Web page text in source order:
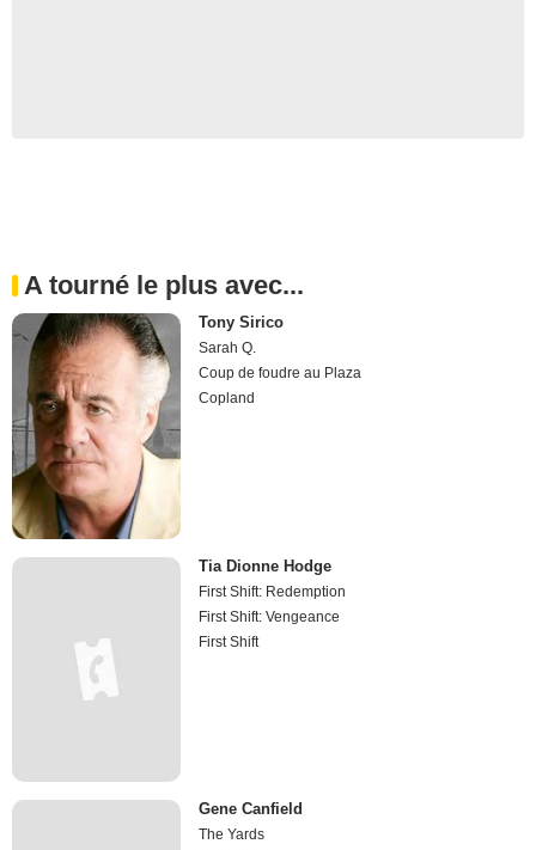
A tourné le plus avec...
Tony Sirico
Sarah Q.
Coup de foudre au Plaza
Copland
Tia Dionne Hodge
First Shift: Redemption
First Shift: Vengeance
First Shift
Gene Canfield
The Yards